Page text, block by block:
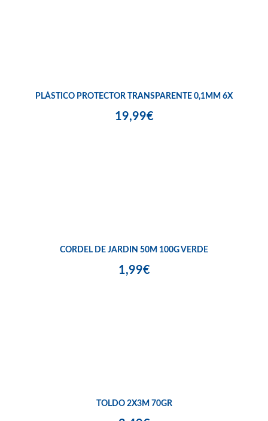
PLÁSTICO PROTECTOR TRANSPARENTE 0,1MM 6X
19,99€
CORDEL DE JARDIN 50M 100G VERDE
1,99€
TOLDO 2X3M 70GR